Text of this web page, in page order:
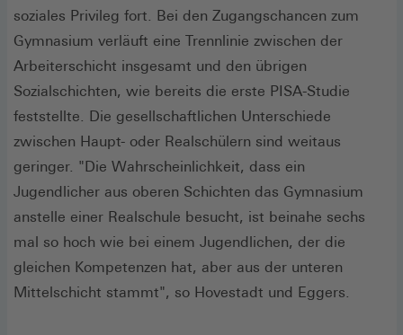
soziales Privileg fort. Bei den Zugangschancen zum
Gymnasium verläuft eine Trennlinie zwischen der
Arbeiterschicht insgesamt und den übrigen
Sozialschichten, wie bereits die erste PISA-Studie
feststellte. Die gesellschaftlichen Unterschiede
zwischen Haupt- oder Realschülern sind weitaus
geringer. "Die Wahrscheinlichkeit, dass ein
Jugendlicher aus oberen Schichten das Gymnasium
anstelle einer Realschule besucht, ist beinahe sechs
mal so hoch wie bei einem Jugendlichen, der die
gleichen Kompetenzen hat, aber aus der unteren
Mittelschicht stammt", so Hovestadt und Eggers.